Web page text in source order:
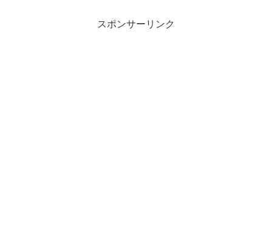
スポンサーリンク